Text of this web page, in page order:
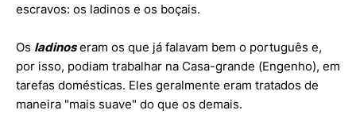
escravos: os ladinos e os boçais.
Os ladinoseram os que já falavam bem o português e,
por isso, podiam trabalhar na Casa-grande (Engenho), em
tarefas domésticas. Eles geralmente eram tratados de
maneira "mais suave" do que os demais.